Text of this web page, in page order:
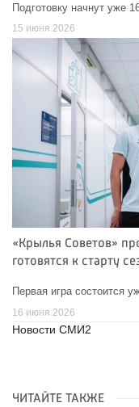
Подготовку начнут уже
15 июня 2026
«Крылья Советов»
готовятся к старту
Первая игра состоится
16 июня 2026
Новости СМИ2
ЧИТАЙТЕ ТАКЖЕ